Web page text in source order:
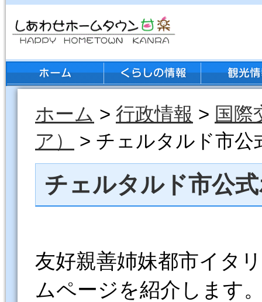
ホーム > 行政情報 > 国際
ア）
> チェルタルド市
チェルタルド市公
友好親善姉妹都市イタ
ムページを紹介します